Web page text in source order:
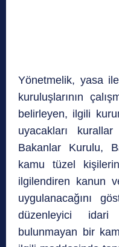
Yönetmelik, yasa
kuruluşlarının
belirleyen, ilgili
uyacakları
Bakanlar Kurulu,
kamu tüzel
ilgilendiren kanun
uygulanacağını
düzenleyici
bulunmayan bir